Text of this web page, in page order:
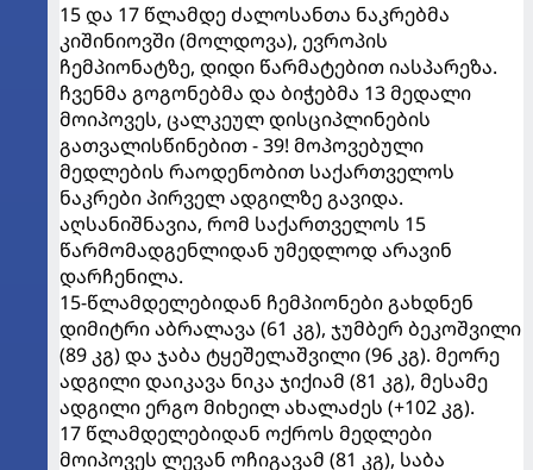
15 და 17 წლამდე ძალოსანთა ნაკრებმა
კიშინიოვში (მოლდოვა), ევროპის
ჩემპიონატზე, დიდი წარმატებით იასპარეზა.
ჩვენმა გოგონებმა და ბიჭებმა 13 მედალი
მოიპოვეს, ცალკეულ დისციპლინების
გათვალისწინებით - 39! მოპოვებული
მედლების რაოდენობით საქართველოს
ნაკრები პირველ ადგილზე გავიდა.
აღსანიშნავია, რომ საქართველოს 15
წარმომადგენლიდან უმედლოდ არავინ
დარჩენილა.
15-წლამდელებიდან ჩემპიონები გახდნენ
დიმიტრი აბრალავა (61 კგ), ჯუმბერ ბეკოშვილი
(89 კგ) და ჯაბა ტყეშელაშვილი (96 კგ). მეორე
ადგილი დაიკავა ნიკა ჯიქიამ (81 კგ), მესამე
ადგილი ერგო მიხეილ ახალაძეს (+102 კგ).
17 წლამდელებიდან ოქროს მედლები
მოიპოვეს ლევან ოჩიგავამ (81 კგ), საბა